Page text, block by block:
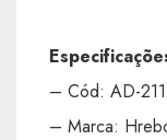
– Cód: AD-211
– Marca: